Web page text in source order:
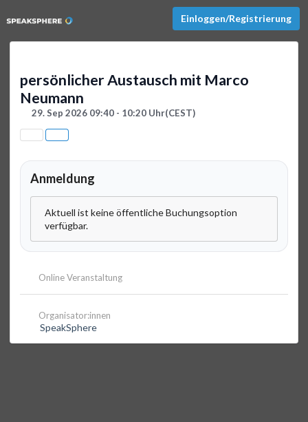
Einloggen/Registrierung
persönlicher Austausch mit Marco
Neumann
29. Sep 2026 09:40 - 10:20 Uhr(CEST)
Anmeldung
Aktuell ist keine öffentliche Buchungsoption
verfügbar.
Online Veranstaltung
Organisator:innen
SpeakSphere